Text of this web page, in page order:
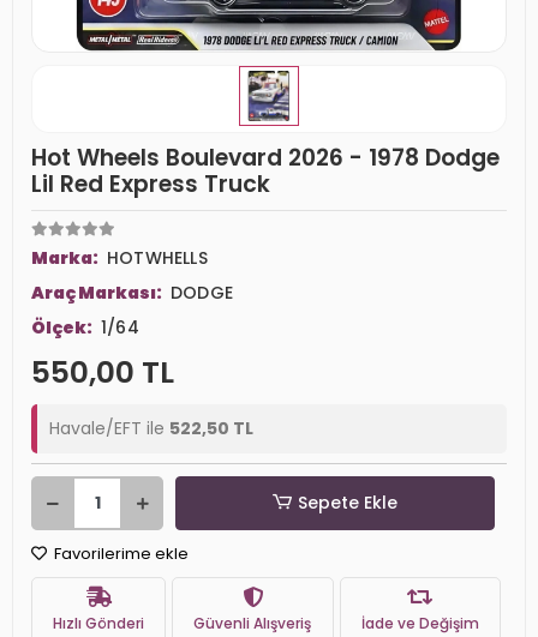
Hot Wheels Boulevard 2026 - 1978 Dodge
Lil Red Express Truck
Marka: HOTWHELLS
Araç Markası: DODGE
Ölçek: 1/64
550,00 TL
Havale/EFT ile 522,50 TL
Sepete Ekle
Favorilerime ekle
Hızlı Gönderi Güvenli Alışveriş İade ve Değişim